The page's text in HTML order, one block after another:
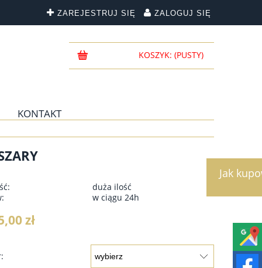
ZAREJESTRUJ SIĘ ZALOGUJ SIĘ
KOSZYK: (PUSTY)
KONTAKT
duża ilość
w ciągu 24h
zł
Jak